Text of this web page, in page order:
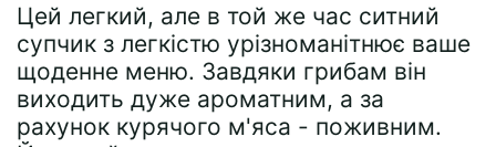
Цей легкий, але в той же час ситний
супчик з легкістю урізноманітнює ваше
щоденне меню. Завдяки грибам він
виходить дуже ароматним, а за
рахунок курячого м'яса - поживним.